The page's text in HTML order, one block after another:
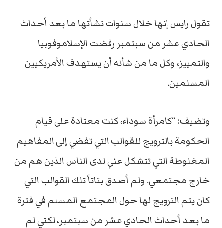
تقول رايس إنها خلال سنوات نشأتها ما بعد أحداث
الحادي عشر من سبتمبر رفضت الإسلاموفوبيا
والتمييز، وكل ما من شأنه أن يستهدف الأمريكيين
المسلمين.
وتضيف: “كامرأة سوداء، كنت معتادة على قيام
الحكومة بالترويج للقوالب التي تفضي إلى المفاهيم
المغلوطة التي تتشكل عني لدى الناس الذين هم من
خارج مجتمعي. ولم أصدق بتاتاً تلك القوالب التي
كان يتم الترويج لها حول المجتمع المسلم في فترة
ما بعد أحداث الحادي عشر من سبتمبر، لكني لم